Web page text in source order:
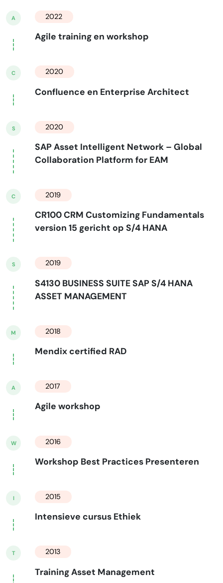
A 2022
Agile training en workshop
C 2020
Confluence en Enterprise Architect
S 2020
SAP Asset Intelligent Network – Global
Collaboration Platform for EAM
C 2019
CR100 CRM Customizing Fundamentals
version 15 gericht op S/4 HANA
S 2019
S4130 BUSINESS SUITE SAP S/4 HANA
ASSET MANAGEMENT
M 2018
Mendix certified RAD
A 2017
Agile workshop
W 2016
Workshop Best Practices Presenteren
I 2015
Intensieve cursus Ethiek
T 2013
Training Asset Management